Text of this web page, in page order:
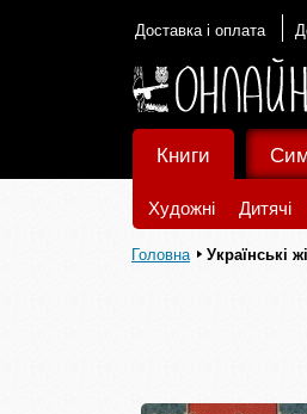
Доставка і оплата
Книги
Художні Дитячі
Головна Українські